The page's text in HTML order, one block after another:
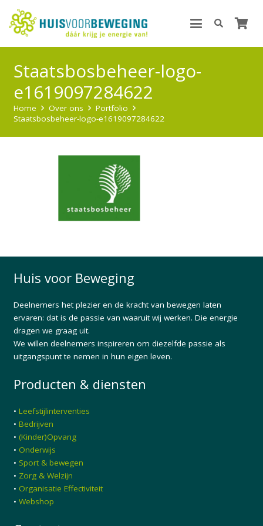
Staatsbosbeheer-logo-
e1619097284622
Home Over ons
Portfolio
Staatsbosbeheer-logo-e1619097284622
Huis voor Beweging
Deelnemers het plezier en de kracht van bewegen laten
ervaren: dat is de passie van waaruit wij werken. Die energie
dragen we graag uit.
We willen deelnemers inspireren om diezelfde passie als
uitgangspunt te nemen in hun eigen leven.
Producten & diensten
• Leefstijlinterventies
• Bedrijven
• (Kinder)Opvang
• Onderwijs
• Sport & bewegen
• Zorg & Welzijn
• Organisatie Effectiviteit
• Webshop